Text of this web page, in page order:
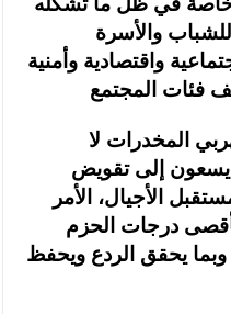
والأسرة
واقتصادية وأمنية
المخدرات لا
يسعون إلى تقويض
الأجيال، الأمر
درجات الحزم
وبما يحقق الردع ويحفظ